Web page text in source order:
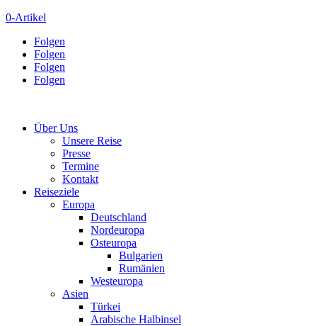
0-Artikel
Folgen
Folgen
Folgen
Folgen
Über Uns
Unsere Reise
Presse
Termine
Kontakt
Reiseziele
Europa
Deutschland
Nordeuropa
Osteuropa
Bulgarien
Rumänien
Westeuropa
Asien
Türkei
Arabische Halbinsel